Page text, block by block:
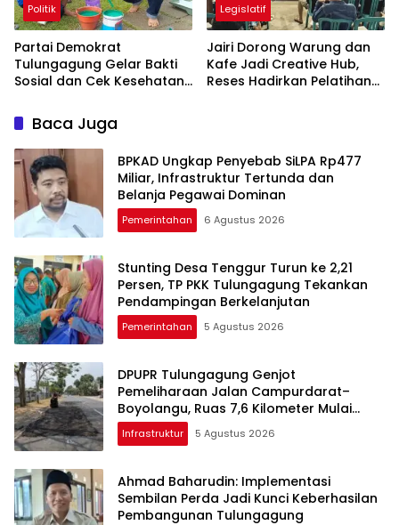
Politik
Partai Demokrat
Tulungagung Gelar Bakti
Sosial dan Cek Kesehatan
Legislatif
Jairi Dorong Warung dan
Kafe Jadi Creative Hub,
Reses Hadirkan Pelatihan
Baca Juga
BPKAD Ungkap Penyebab SiLPA Rp477
Miliar, Infrastruktur Tertunda dan
Belanja Pegawai Dominan
Pemerintahan 6 Agustus 2026
Stunting Desa Tenggur Turun ke 2,21
Persen, TP PKK Tulungagung Tekankan
Pendampingan Berkelanjutan
Pemerintahan 5 Agustus 2026
DPUPR Tulungagung Genjot
Pemeliharaan Jalan Campurdarat–
Boyolangu, Ruas 7,6 Kilometer Mulai
Diperbaiki
Infrastruktur 5 Agustus 2026
Ahmad Baharudin: Implementasi
Sembilan Perda Jadi Kunci Keberhasilan
Pembangunan Tulungagung